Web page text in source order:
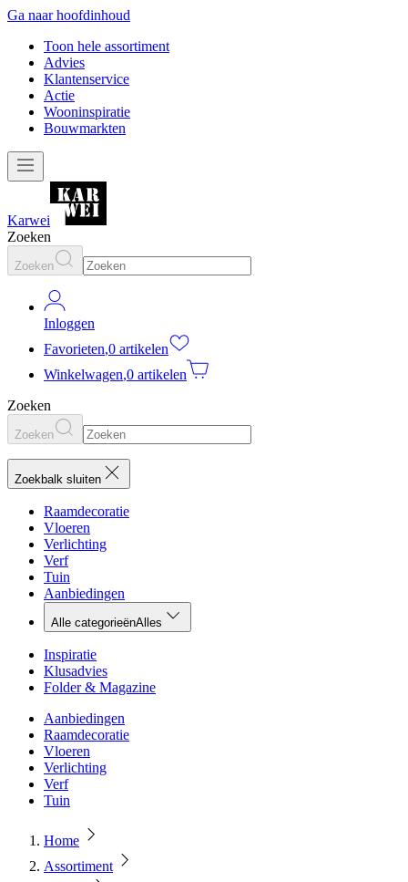
Ga naar hoofdinhoud
Toon hele assortiment
Advies
Klantenservice
Actie
Wooninspiratie
Bouwmarkten
Karwei
Zoeken
Zoeken
Inloggen
Favorieten,0 artikelen
Winkelwagen,0 artikelen
Zoeken
Zoeken
Zoekbalk sluiten
Raamdecoratie
Vloeren
Verlichting
Verf
Tuin
Aanbiedingen
Alle categorieënAlles
Inspiratie
Klusadvies
Folder & Magazine
Aanbiedingen
Raamdecoratie
Vloeren
Verlichting
Verf
Tuin
Home
Assortiment